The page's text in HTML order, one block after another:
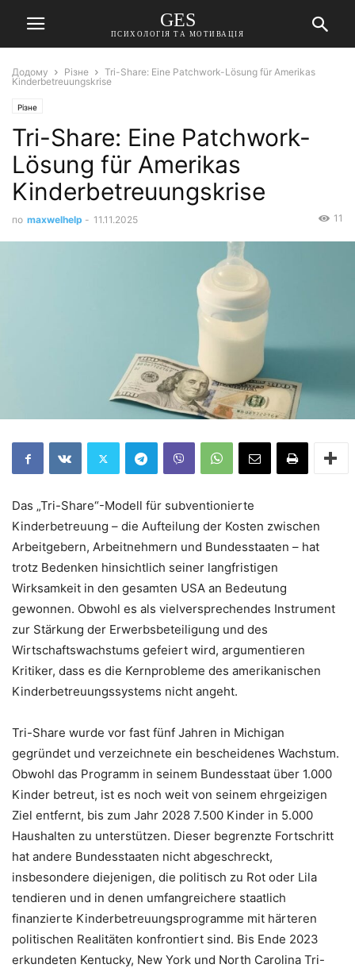
GES
ПСИХОЛОГІЯ ТА МОТИВАЦІЯ
Додому Різне
Tri-Share: Eine Patchwork-Lösung für Amerikas
Kinderbetreuungskrise
Різне
Tri-Share: Eine Patchwork-
Lösung für Amerikas
Kinderbetreuungskrise
по maxwelhelp - 11.11.2025 11
Das „Tri-Share“-Modell für subventionierte
Kinderbetreuung – die Aufteilung der Kosten zwischen
Arbeitgebern, Arbeitnehmern und Bundesstaaten – hat
trotz Bedenken hinsichtlich seiner langfristigen
Wirksamkeit in den gesamten USA an Bedeutung
gewonnen. Obwohl es als vielversprechendes Instrument
zur Stärkung der Erwerbsbeteiligung und des
Wirtschaftswachstums gefeiert wird, argumentieren
Kritiker, dass es die Kernprobleme des amerikanischen
Kinderbetreuungssystems nicht angeht.
Tri-Share wurde vor fast fünf Jahren in Michigan
gegründet und verzeichnete ein bescheidenes Wachstum.
Obwohl das Programm in seinem Bundesstaat über 1.000
Kinder betreut, ist es noch weit von seinem ehrgeizigen
Ziel entfernt, bis zum Jahr 2028 7.500 Kinder in 5.000
Haushalten zu unterstützen. Dieser begrenzte Fortschritt
hat andere Bundesstaaten nicht abgeschreckt,
insbesondere diejenigen, die politisch zu Rot oder Lila
tendieren und in denen umfangreichere staatlich
finanzierte Kinderbetreuungsprogramme mit härteren
politischen Realitäten konfrontiert sind. Bis Ende 2023
erkundeten Kentucky, New York und North Carolina Tri-